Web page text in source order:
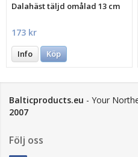
Dalahäst täljd omålad 13 cm
173 kr
Info Köp
Balticproducts.eu - Your
2007
Följ oss